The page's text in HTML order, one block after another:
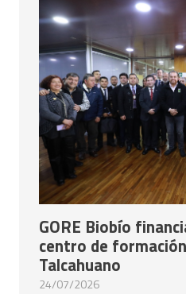
GORE Biobío
centro de
Talcahuano
24/07/2026